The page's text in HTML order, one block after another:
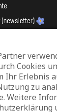
(newsletter)
des Cookies
Ihr Erlebnis
zu
Weitere